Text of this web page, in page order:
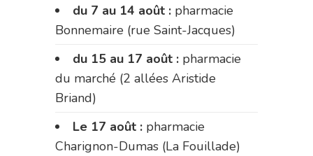
du 7 au 14 août : pharmacie
Bonnemaire (rue Saint-Jacques)
du 15 au 17 août : pharmacie
du marché (2 allées Aristide
Briand)
Le 17 août : pharmacie
Charignon-Dumas (La Fouillade)